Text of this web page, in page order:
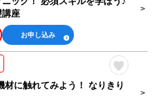
講座
お申し込み
材に触れてみよう！ なりきり